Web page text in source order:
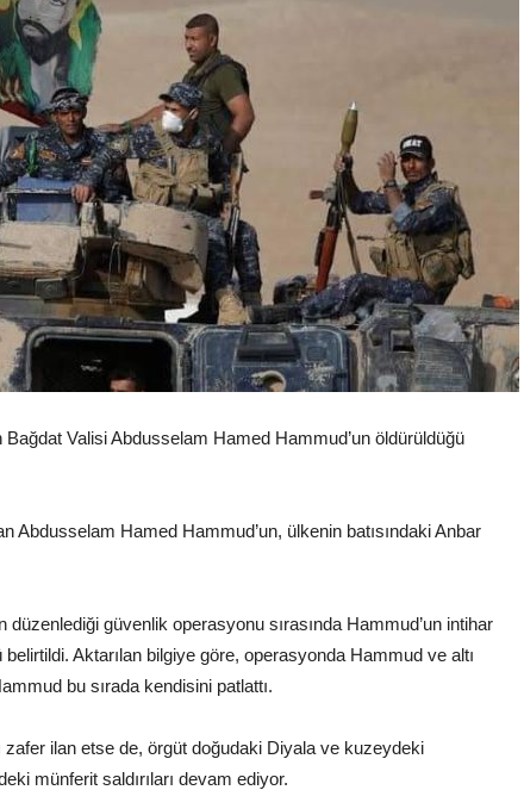
Bağdat Valisi Abdusselam Hamed Hammud’un öldürüldüğü
Abdusselam Hamed Hammud’un, ülkenin batısındaki Anbar
düzenlediği güvenlik operasyonu sırasında Hammud’un intihar
Aktarılan bilgiye göre, operasyonda Hammud ve altı
bu sırada kendisini patlattı.
zafer ilan etse de, örgüt doğudaki Diyala ve kuzeydeki
münferit saldırıları devam ediyor.